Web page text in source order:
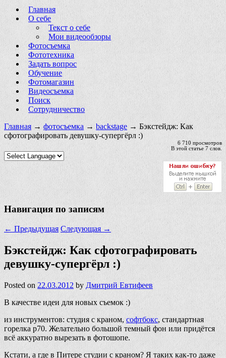
Главная
О себе
Текст о себе
Мои видеообзоры
Фотосъемка
Фототехника
Задать вопрос
Обучение
Фотомагазин
Видеосъемка
Поиск
Сотрудничество
Главная → фотосъемка → backstage → Бэкстейдж: Как
сфотографировать девушку-супергёрл :)
6 710 просмотров
В этой статье 7 слов.
Навигация по записям
← Предыдущая Следующая →
Бэкстейдж: Как сфотографировать
девушку-супергёрл :)
Posted on 22.03.2012 by Дмитрий Евтифеев
В качестве идеи для новых съемок :)
из инструментов: студия с краном, софтбокс, стандартная
горелка p70. Желательно большой темный фон или придётся
всё аккуратно вырезать в фотошопе.
Кстати, а где в Питере студии с краном? Я таких как-то даже